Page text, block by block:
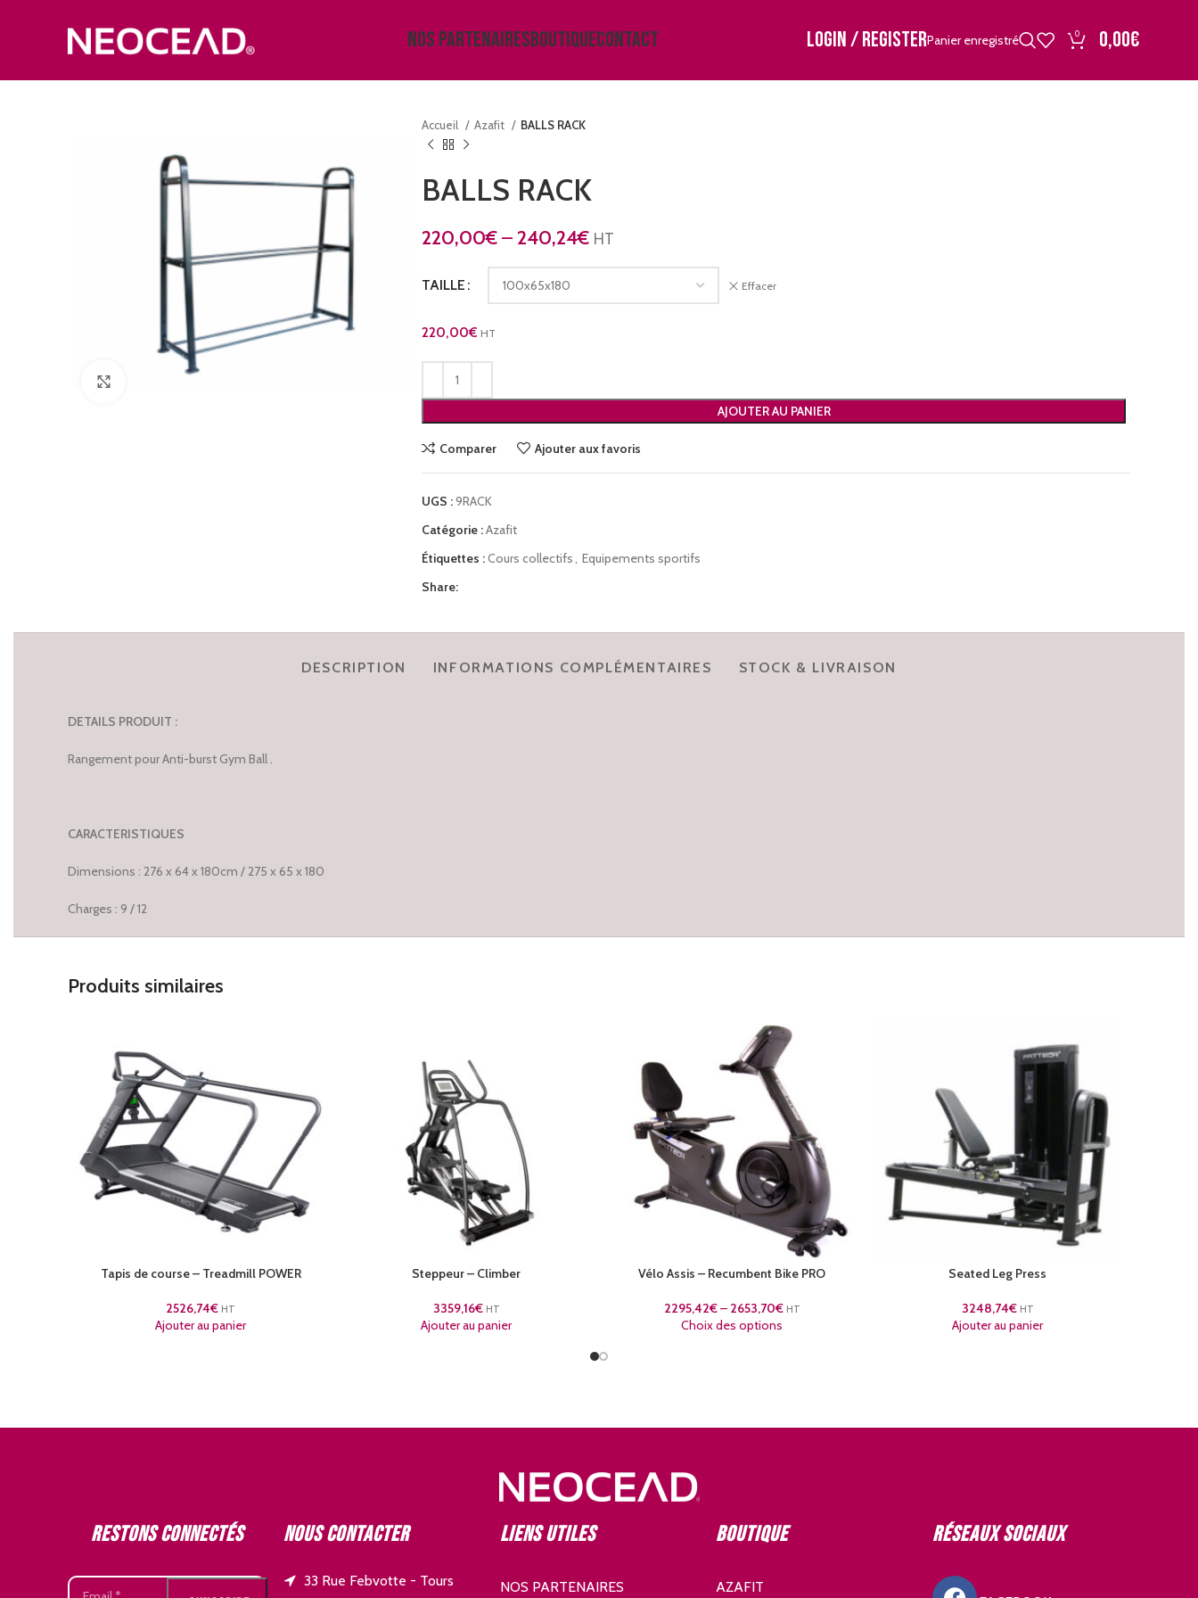
NOS PARTENAIRESBOUTIQUECONTACT LOGIN / REGISTERPanier enregistré 0 0,00€
Accueil Azafit BALLS RACK
BALLS RACK
220,00€– 240,24€ HT
TAILLE Effacer
220,00€ HT
AJOUTER AU PANIER
Comparer Ajouter aux favoris
UGS :9RACK
Catégorie :Azafit
Étiquettes :Cours collectifs, Equipements sportifs
Share:
DESCRIPTION INFORMATIONS COMPLÉMENTAIRES STOCK & LIVRAISON
DETAILS PRODUIT :
Rangement pour Anti-burst Gym Ball .
CARACTERISTIQUES
Dimensions : 276 x 64 x 180cm / 275 x 65 x 180
Charges : 9 / 12
Produits similaires
Tapis de course – Treadmill POWER
2526,74€ HT
Ajouter au panier
Steppeur – Climber
3359,16€ HT
Ajouter au panier
Vélo Assis – Recumbent Bike PRO
2295,42€– 2653,70€ HT
Choix des options
Seated Leg Press
3248,74€ HT
Ajouter au panier
Restons connectés Nous contacter
33 Rue Febvotte - Tours
Liens utiles
NOS PARTENAIRES
Boutique
AZAFIT
Réseaux sociaux